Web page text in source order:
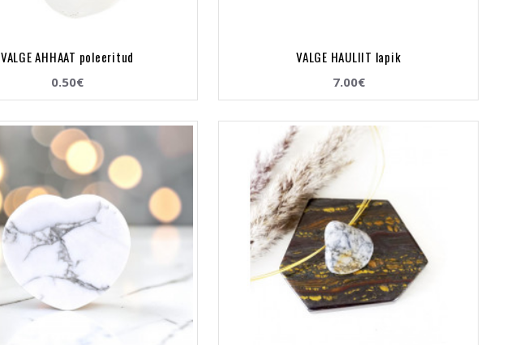
VALGE AHHAAT poleeritud
0.50€
VALGE HAULIIT lapik
7.00€